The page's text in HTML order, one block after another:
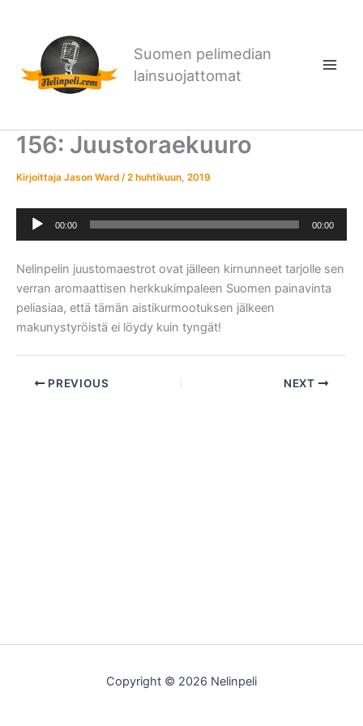
Suomen pelimedian
lainsuojattomat
156: Juustoraekuuro
Kirjoittaja Jason Ward /2 huhtikuun, 2019
Äänitoistin
00:00 00:00
Nelinpelin juustomaestrot ovat jälleen kirnunneet tarjolle sen
verran aromaattisen herkkukimpaleen Suomen painavinta
peliasiaa, että tämän aistikurmootuksen jälkeen
makunystyröistä ei löydy kuin tyngät!
PREVIOUS NEXT
Copyright © 2026 Nelinpeli